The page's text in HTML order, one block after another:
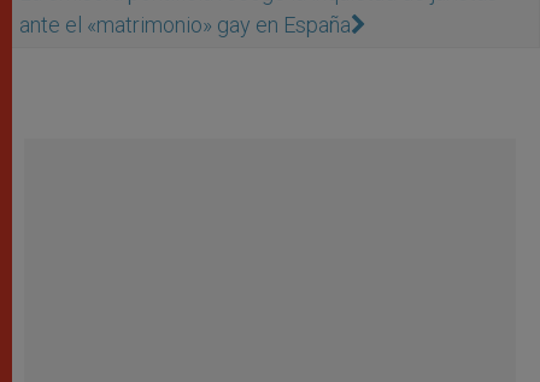
ante el «matrimonio» gay en España